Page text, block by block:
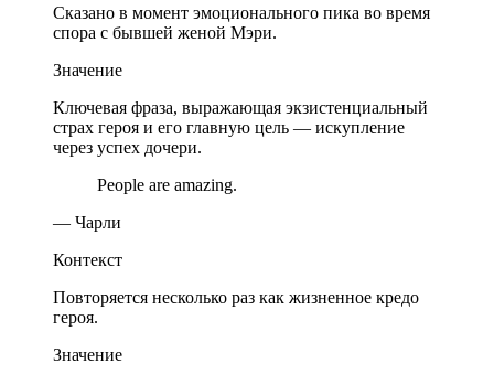
Сказано в момент эмоционального пика во время
спора с бывшей женой Мэри.
Значение
Ключевая фраза, выражающая экзистенциальный
страх героя и его главную цель — искупление
через успех дочери.
People are amazing.
— Чарли
Контекст
Повторяется несколько раз как жизненное кредо
героя.
Значение